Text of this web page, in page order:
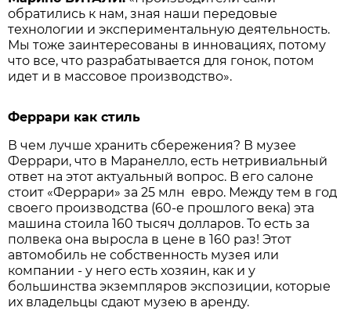
обратились к нам, зная наши передовые
технологии и экспериментальную деятельность.
Мы тоже заинтересованы в инновациях, потому
что все, что разрабатывается для гонок, потом
идет и в массовое производство».
Феррари как стиль
В чем лучше хранить сбережения? В музее
Феррари, что в Маранелло, есть нетривиальный
ответ на этот актуальный вопрос. В его салоне
стоит «Феррари» за 25 млн евро. Между тем в год
своего производства (60-е прошлого века) эта
машина стоила 160 тысяч долларов. То есть за
полвека она выросла в цене в 160 раз! Этот
автомобиль не собственность музея или
компании - у него есть хозяин, как и у
большинства экземпляров экспозиции, которые
их владельцы сдают музею в аренду.